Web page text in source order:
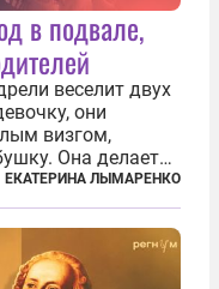
в подвале,
веселит двух
они
визгом,
Она делает
что она
дрель, конечно,
ЕКАТЕРИНА ЛЫМАРЕНКО